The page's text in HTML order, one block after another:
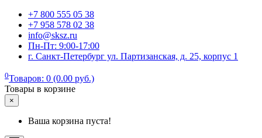
+7 800 555 05 38
+7 958 578 02 38
info@sksz.ru
Пн-Пт: 9:00-17:00
г. Санкт-Петербург ул. Партизанская, д. 25, корпус 1
0Товаров: 0 (0.00 руб.)
Товары в корзине
×
Ваша корзина пуста!